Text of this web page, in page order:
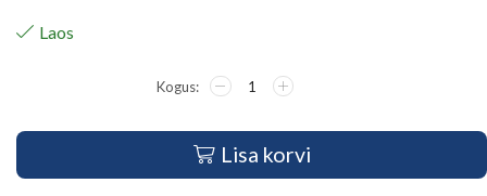
Laos
Lisa korvi